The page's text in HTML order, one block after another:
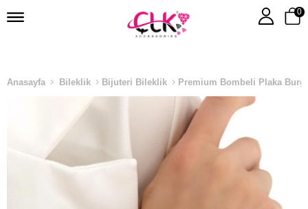
0
Anasayfa Bileklik Bijuteri Bileklik Premium Bombeli Plaka